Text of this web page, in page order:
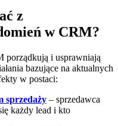
z
w CRM?
porządkują i usprawniają
bazujące na aktualnych
w postaci:
sprzedaży – sprzedawca
każdy lead i kto